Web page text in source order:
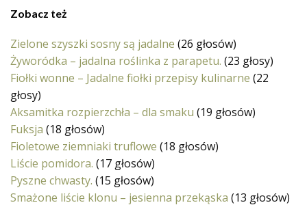
Zobacz też
Zielone szyszki sosny są jadalne (26 głosów)
Żyworódka – jadalna roślinka z parapetu. (23 głosy)
Fiołki wonne – Jadalne fiołki przepisy kulinarne (22
głosy)
Aksamitka rozpierzchła – dla smaku (19 głosów)
Fuksja (18 głosów)
Fioletowe ziemniaki truflowe (18 głosów)
Liście pomidora. (17 głosów)
Pyszne chwasty. (15 głosów)
Smażone liście klonu – jesienna przekąska (13 głosów)